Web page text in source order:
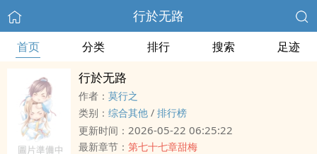
行於无路
首页 分类 排行 搜索 足迹
行於无路
作者： 莫行之
类别： 综合其他 / 排行榜
更新时间： 2026-05-22 06:25:22
最新章节： 第七十七章甜梅